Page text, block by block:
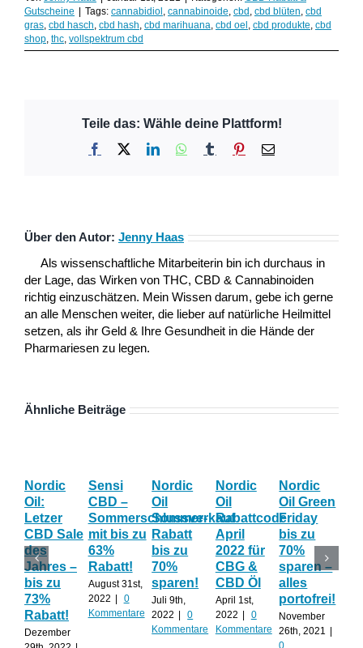
Gutscheine | Tags: cannabidiol, cannabinoide, cbd, cbd blüten, cbd
gras, cbd hasch, cbd hash, cbd marihuana, cbd oel, cbd produkte, cbd
shop, thc, vollspektrum cbd
Teile das: Wähle deine Plattform!
Facebook LinkedInWhatsApp
Tumblr Pinterest
E-
Über den Autor: Jenny Haas
Als wissenschaftliche Mitarbeiterin bin ich durchaus in
der Lage, das Wirken von THC, CBD & Cannabinoiden
richtig einzuschätzen. Mein Wissen darum, gebe ich gerne
an alle Menschen weiter, die lieber auf natürliche Heilmittel
setzen, als ihr Geld & Ihre Gesundheit in die Hände der
Pharmariesen zu legen.
Ähnliche Beiträge
Nordic
Oil:
Letzer
CBD Sale
des
Jahres –
bis zu
73%
Rabatt!
Dezember
Sensi
CBD –
Sommerschlussverkauf
mit bis zu
63%
Rabatt!
August 31st,
2022
0
Kommentare
Nordic
Oil
Sommer-
Rabatt
bis zu
70%
sparen!
Juli 9th,
2022
0
Kommentare
Nordic
Oil
Rabattcode
April
2022 für
CBG &
CBD Öl
April 1st,
2022
0
Kommentare
Nordic
Oil Green
Friday
bis zu
70%
sparen –
alles
portofrei!
November
26th, 2021